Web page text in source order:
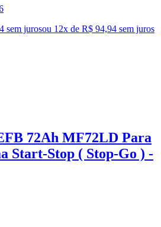
sem jurosou 12x de R$ 94,94 sem juros
72Ah MF72LD Para
Start-Stop ( Stop-Go ) -